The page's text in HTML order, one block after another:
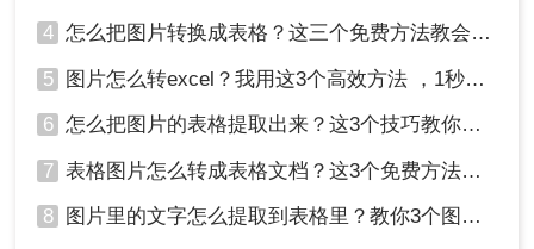
4 怎么把图片转换成表格？这三个免费方法教会你！
5 图片怎么转excel？我用这3个高效方法 ，1秒提取图片表格！
6 怎么把图片的表格提取出来？这3个技巧教你轻松完成提取~！
7 表格图片怎么转成表格文档？这3个免费方法赶紧收藏！
8 图片里的文字怎么提取到表格里？教你3个图片转excel方法